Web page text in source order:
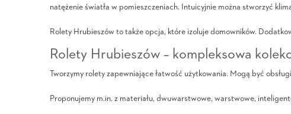
natężenie światła w pomieszczeniach. Intuicyjnie można stworzyć
Rolety Hrubieszów to także opcja, które izoluje domowników.
Rolety Hrubieszów – kompleksowa
Tworzymy rolety zapewniające łatwość użytkowania. Mogą być
Proponujemy m.in. z materiału, dwuwarstwowe, warstwowe,